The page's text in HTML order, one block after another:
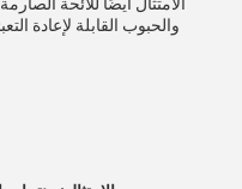
والحبوب القابلة لإعادة